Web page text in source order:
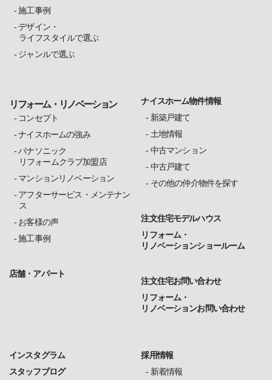
施工事例
デザイン・
ライフスタイルで選ぶ
ジャンルで選ぶ
リフォーム・リノベーション
コンセプト
ナイスホームの強み
パナソニック
リフォームクラブ加盟店
マンションリノベーション
アフターサービス・メンテナン
ス
お客様の声
施工事例
店舗・アパート
ナイスホーム物件情報
新築戸建て
土地情報
中古マンション
中古戸建て
その他の仲介物件を探す
注文住宅モデルハウス
リフォーム・
リノベーションショールーム
注文住宅お問い合わせ
リフォーム・
リノベーションお問い合わせ
インスタグラム
スタッフブログ
採用情報
新着情報